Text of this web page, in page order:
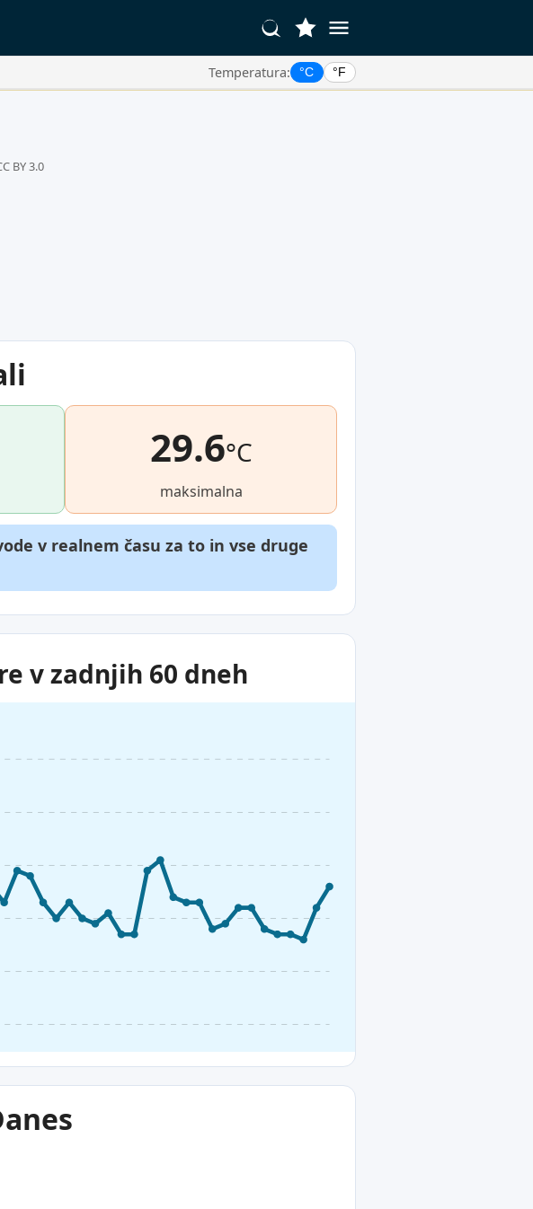
Temperatura: °C °F
BY 3.0
29.6°C
maksimalna
v realnem času za to in vse druge
v zadnjih 60 dneh